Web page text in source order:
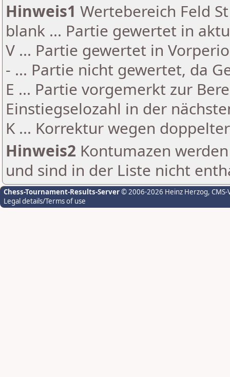
Hinweis1 Wertebereich Feld
blank ... Partie gewertet in
V ... Partie gewertet in
- ... Partie nicht gewertet, da
E ... Partie vorgemerkt zur
Einstiegselozahl in der
K ... Korrektur wegen
Hinweis2 Kontumazen
und sind in der Liste nicht
Chess-Tournament-Results-Server© 2006-2026 Heinz Herzog,
Legal details/Terms of use